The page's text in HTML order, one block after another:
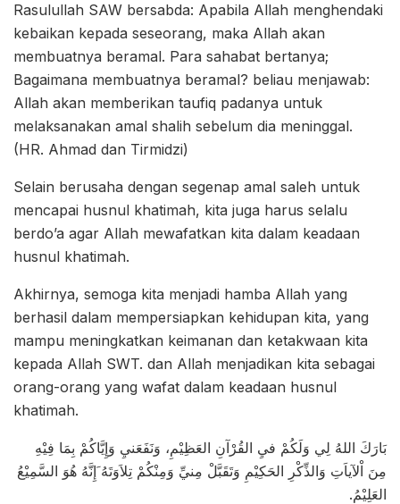
Rasulullah SAW bersabda: Apabila Allah menghendaki
kebaikan kepada seseorang, maka Allah akan
membuatnya beramal. Para sahabat bertanya;
Bagaimana membuatnya beramal? beliau menjawab:
Allah akan memberikan taufiq padanya untuk
melaksanakan amal shalih sebelum dia meninggal.
(HR. Ahmad dan Tirmidzi)
Selain berusaha dengan segenap amal saleh untuk
mencapai husnul khatimah, kita juga harus selalu
berdo’a agar Allah mewafatkan kita dalam keadaan
husnul khatimah.
Akhirnya, semoga kita menjadi hamba Allah yang
berhasil dalam mempersiapkan kehidupan kita, yang
mampu meningkatkan keimanan dan ketakwaan kita
kepada Allah SWT. dan Allah menjadikan kita sebagai
orang-orang yang wafat dalam keadaan husnul
khatimah.
بَارَكَ اللهُ لِي وَلَكُمْ فيِ القُرْآنِ العَظِيْمِ، وَنَفَعَنيِ وَإِيَّاكُمْ بِمَا فِيْهِ
مِنَ اْلآياَتِ وَالذِّكْرِ الحَكِيْمِ وَتَقَبَّلْ مِنيِّ وَمِنْكُمْ تِلاَوَتَهُ َإِنَّهُ هُوَ السَّمِيْعُ
العَلِيْمُ.